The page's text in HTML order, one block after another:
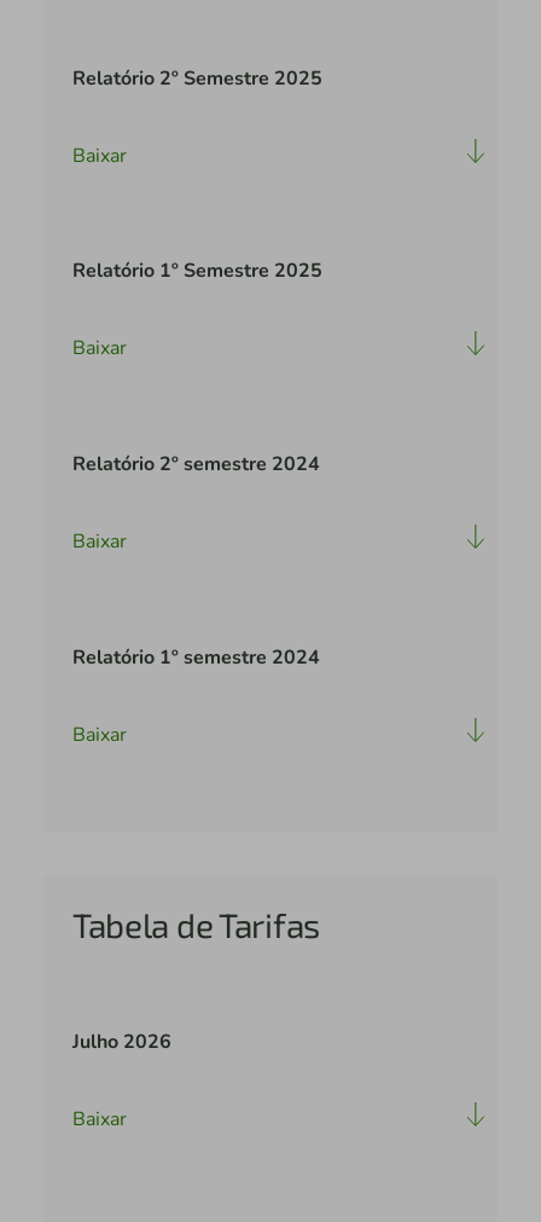
Relatório 2º Semestre 2025
Baixar
Relatório 1º Semestre 2025
Baixar
Relatório 2º semestre 2024
Baixar
Relatório 1º semestre 2024
Baixar
Tabela de Tarifas
Julho 2026
Baixar